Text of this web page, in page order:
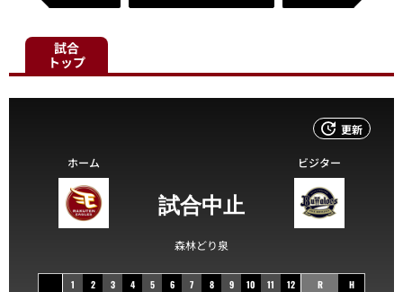
試合
トップ
更新
ホーム
試合中止
ビジター
森林どり泉
1 2 3 4 5 6 7 8 9 10 11 12 R H